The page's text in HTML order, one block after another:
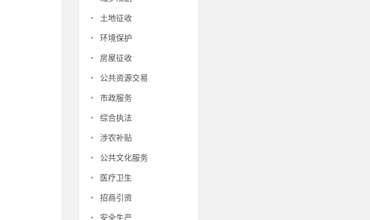
· 土地征收
· 环境保护
· 房屋征收
· 公共资源交易
· 市政服务
· 综合执法
· 涉农补贴
· 公共文化服务
· 医疗卫生
· 招商引资
安全生产